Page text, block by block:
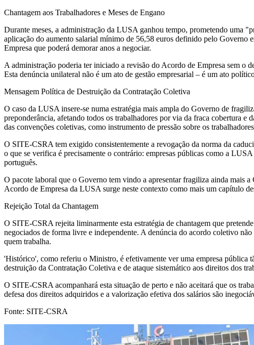
Chantagem aos Trabalhadores e Meses de Engano
Durante meses, a administração da LUSA ganhou tempo, prometendo uma
aplicação do aumento salarial mínimo de 56,58 euros definido pelo Governo
Empresa que poderá demorar anos a negociar.
A administração poderia ter iniciado a revisão do Acordo de Empresa sem o
Esta denúncia unilateral não é um ato de gestão empresarial – é um ato
Mensagem Política de Destruição da Contratação Coletiva
O caso da LUSA insere-se numa estratégia mais ampla do Governo de
preponderância, afetando todos os trabalhadores por via da fraca cobertura
das convenções coletivas, como instrumento de pressão sobre os
O SITE-CSRA tem exigido consistentemente a revogação da norma da
o que se verifica é precisamente o contrário: empresas públicas como a
português.
O pacote laboral que o Governo tem vindo a apresentar fragiliza ainda mais
Acordo de Empresa da LUSA surge neste contexto como mais um capítulo
Rejeição Total da Chantagem
O SITE-CSRA rejeita liminarmente esta estratégia de chantagem que
negociados de forma livre e independente. A denúncia do acordo coletivo
quem trabalha.
'Histórico', como referiu o Ministro, é efetivamente ver uma empresa pública
destruição da Contratação Coletiva e de ataque sistemático aos direitos dos
O SITE-CSRA acompanhará esta situação de perto e não aceitará que os
defesa dos direitos adquiridos e a valorização efetiva dos salários são
Fonte: SITE-CSRA